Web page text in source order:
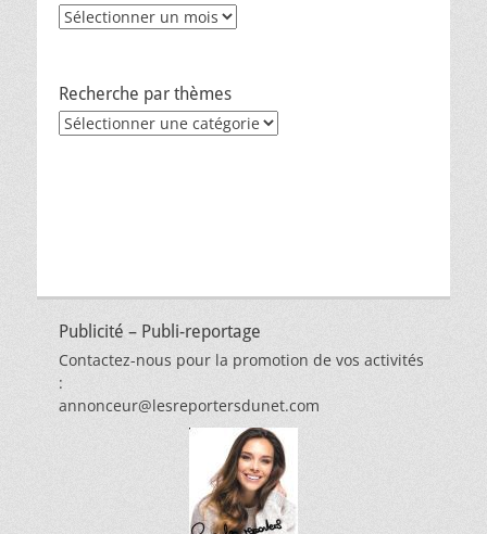
Archives
Recherche par thèmes
Recherche
Publicité – Publi-reportage
Contactez-nous pour la promotion de vos activités
:
annonceur@lesreportersdunet.com